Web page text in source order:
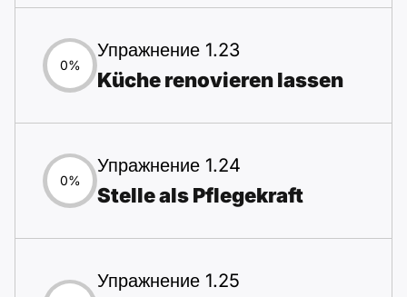
0%
Упражнение 1.23
Küche renovieren lassen
0%
Упражнение 1.24
Stelle als Pflegekraft
Упражнение 1.25